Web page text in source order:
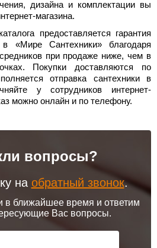
дизайна и комплектации вы
магазина.
предоставляется гарантия
«Мире Сантехники» благодаря
при продаже ниже, чем в
Покупки доставляются по
отправка сантехники в
у сотрудников интернет-
можно онлайн и по телефону.
вопросы?
на обратный звонок.
ближайшее время и ответим
Вас вопросы.